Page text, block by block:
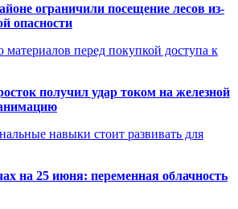
ограничили посещение лесов из-
опасности
материалов перед покупкой доступа к
получил удар током на железной
навыки стоит развивать для
на 25 июня: переменная облачность